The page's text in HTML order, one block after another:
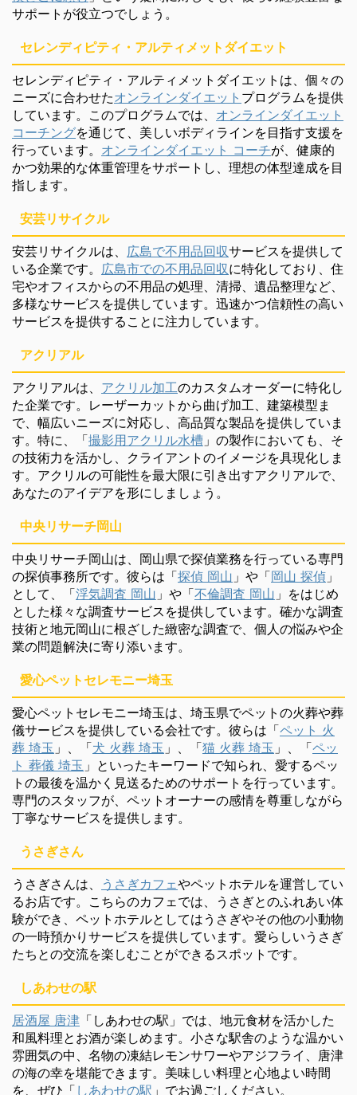
サポートが役立つでしょう。
セレンディピティ・アルティメットダイエット
セレンディピティ・アルティメットダイエットは、個々の
ニーズに合わせたオンラインダイエット プログラムを提供
しています。このプログラムでは、 オンラインダイエット
コーチングを通じて、美しいボディラインを目指す支援を
行っています。 オンラインダイエット コーチが、健康的
かつ効果的な体重管理をサポートし、理想の体型達成を目
指します。
安芸リサイクル
安芸リサイクルは、 広島で不用品回収サービスを提供して
いる企業です。 広島市での不用品回収に特化しており、住
宅やオフィスからの不用品の処理、清掃、遺品整理など、
多様なサービスを提供しています。迅速かつ信頼性の高い
サービスを提供することに注力しています。
アクリアル
アクリアルは、 アクリル加工のカスタムオーダーに特化し
た企業です。レーザーカットから曲げ加工、建築模型ま
で、幅広いニーズに対応し、高品質な製品を提供していま
す。特に、「撮影用アクリル水槽 」の製作においても、そ
の技術力を活かし、クライアントのイメージを具現化しま
す。アクリルの可能性を最大限に引き出すアクリアルで、
あなたのアイデアを形にしましょう。
中央リサーチ岡山
中央リサーチ岡山は、岡山県で探偵業務を行っている専門
の探偵事務所です。彼らは「探偵 岡山 」や「岡山 探偵 」
として、「浮気調査 岡山 」や「不倫調査 岡山 」をはじめ
とした様々な調査サービスを提供しています。確かな調査
技術と地元岡山に根ざした緻密な調査で、個人の悩みや企
業の問題解決に寄り添います。
愛心ペットセレモニー埼玉
愛心ペットセレモニー埼玉は、埼玉県でペットの火葬や葬
儀サービスを提供している会社です。彼らは「ペット 火
葬 埼玉 」、「犬 火葬 埼玉 」、「猫 火葬 埼玉 」、「ペッ
ト 葬儀 埼玉 」といったキーワードで知られ、愛するペッ
トの最後を温かく見送るためのサポートを行っています。
専門のスタッフが、ペットオーナーの感情を尊重しながら
丁寧なサービスを提供します。
うさぎさん
うさぎさんは、 うさぎカフェやペットホテルを運営してい
るお店です。こちらのカフェでは、うさぎとのふれあい体
験ができ、ペットホテルとしてはうさぎやその他の小動物
の一時預かりサービスを提供しています。愛らしいうさぎ
たちとの交流を楽しむことができるスポットです。
しあわせの駅
居酒屋 唐津 「しあわせの駅」では、地元食材を活かした
和風料理とお酒が楽しめます。小さな駅舎のような温かい
雰囲気の中、名物の凍結レモンサワーやアジフライ、唐津
の海の幸を堪能できます。美味しい料理と心地よい時間
を、ぜひ「 しあわせの駅 」でお過ごしください。